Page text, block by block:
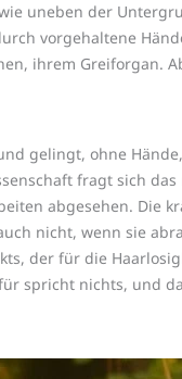
uneben der
vorgehaltene
ihrem Greiforgan.
gelingt, ohne
fragt sich
abgesehen. Die
nicht, wenn sie
der für die
spricht nichts, und